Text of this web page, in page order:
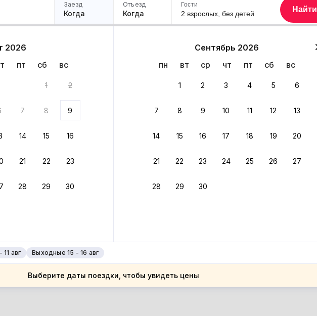
Заезд
Когда
Отъезд
Когда
2026
пт сб вс
1 2
7 8 9
14 15 16
21 22 23
28 29 30
Сентябрь 2026
пн
вт ср чт пт сб вс
1 2 3 4 5 6
7 8 9 10 11 12 13
14 15 16 17 18 19 20
21 22 23 24 25 26 27
28 29 30
11 авг Выходные 15 - 16 авг
Выберите даты поездки, чтобы увидеть цены
Гости
2 взрослых, без детей Найти
вариант из результатов поиска не соответствует заданным фильтрам.
остров